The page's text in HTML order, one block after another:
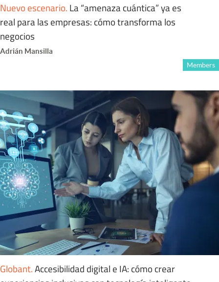
Nuevo escenario. La “amenaza cuántica” ya es
real para las empresas: cómo transforma los
negocios
Adrián Mansilla
Members
Globant.Accesibilidad digital e IA: cómo crear